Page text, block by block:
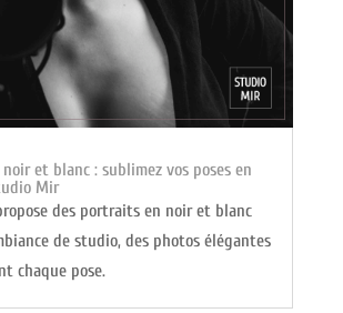
et blanc : sublimez vos poses en
Mir
des portraits en noir et blanc
de studio, des photos élégantes
chaque pose.